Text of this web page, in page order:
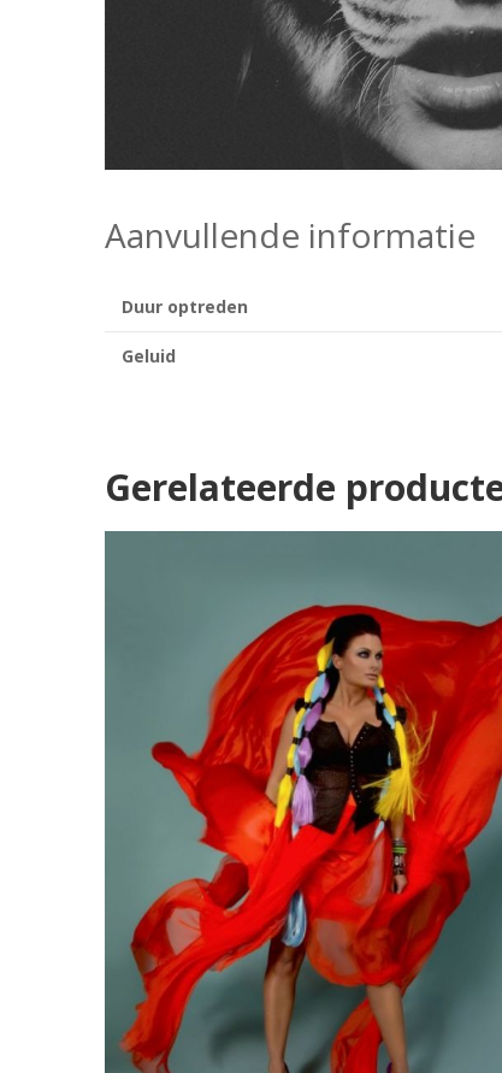
Aanvullende informatie
Duur optreden
Geluid
Gerelateerde